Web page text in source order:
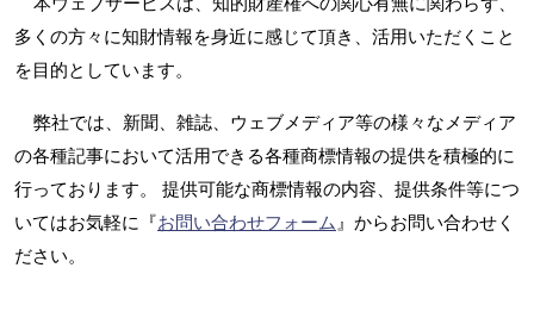
多くの方々に知財情報を身近に感じて頂き、活用いただくこと
を目的としています。
弊社では、新聞、雑誌、ウェブメディア等の様々なメディア
の各種記事において活用できる各種商標情報の提供を積極的に
行っております。 提供可能な商標情報の内容、提供条件等につ
いてはお気軽に『お問い合わせフォーム』からお問い合わせく
ださい。